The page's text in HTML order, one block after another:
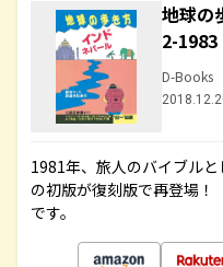
地球の
2-1983
D-Books
1981年、旅人のバイブル
の初版が復刻版で再登場
です。